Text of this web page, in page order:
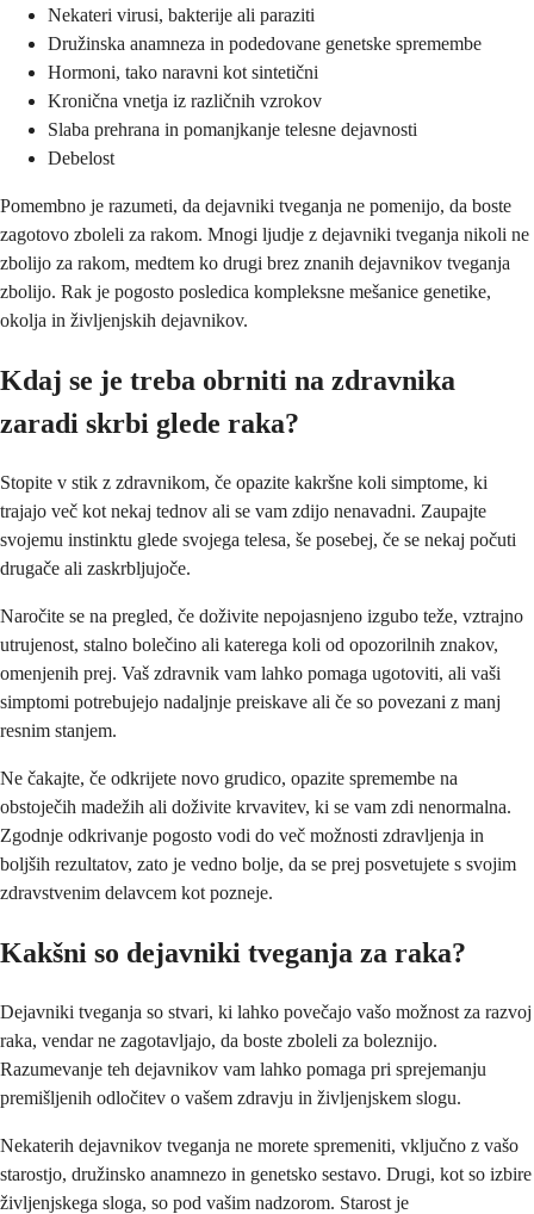
Nekateri virusi, bakterije ali paraziti
Družinska anamneza in podedovane genetske spremembe
Hormoni, tako naravni kot sintetični
Kronična vnetja iz različnih vzrokov
Slaba prehrana in pomanjkanje telesne dejavnosti
Debelost
Pomembno je razumeti, da dejavniki tveganja ne pomenijo, da boste
zagotovo zboleli za rakom. Mnogi ljudje z dejavniki tveganja nikoli ne
zbolijo za rakom, medtem ko drugi brez znanih dejavnikov tveganja
zbolijo. Rak je pogosto posledica kompleksne mešanice genetike,
okolja in življenjskih dejavnikov.
Kdaj se je treba obrniti na zdravnika
zaradi skrbi glede raka?
Stopite v stik z zdravnikom, če opazite kakršne koli simptome, ki
trajajo več kot nekaj tednov ali se vam zdijo nenavadni. Zaupajte
svojemu instinktu glede svojega telesa, še posebej, če se nekaj počuti
drugače ali zaskrbljujoče.
Naročite se na pregled, če doživite nepojasnjeno izgubo teže, vztrajno
utrujenost, stalno bolečino ali katerega koli od opozorilnih znakov,
omenjenih prej. Vaš zdravnik vam lahko pomaga ugotoviti, ali vaši
simptomi potrebujejo nadaljnje preiskave ali če so povezani z manj
resnim stanjem.
Ne čakajte, če odkrijete novo grudico, opazite spremembe na
obstoječih madežih ali doživite krvavitev, ki se vam zdi nenormalna.
Zgodnje odkrivanje pogosto vodi do več možnosti zdravljenja in
boljših rezultatov, zato je vedno bolje, da se prej posvetujete s svojim
zdravstvenim delavcem kot pozneje.
Kakšni so dejavniki tveganja za raka?
Dejavniki tveganja so stvari, ki lahko povečajo vašo možnost za razvoj
raka, vendar ne zagotavljajo, da boste zboleli za boleznijo.
Razumevanje teh dejavnikov vam lahko pomaga pri sprejemanju
premišljenih odločitev o vašem zdravju in življenjskem slogu.
Nekaterih dejavnikov tveganja ne morete spremeniti, vključno z vašo
starostjo, družinsko anamnezo in genetsko sestavo. Drugi, kot so izbire
življenjskega sloga, so pod vašim nadzorom. Starost je